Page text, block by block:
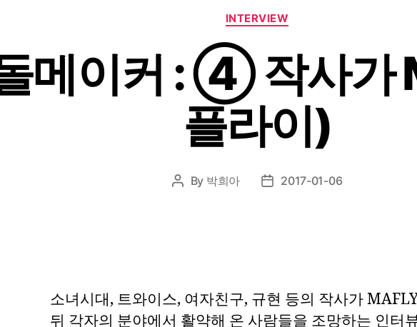
Categories
INTERVIEW
메이커 : ④ 작사가
플라이)
Post
By 박희아
Post2017-01-06
소녀시대, 트와이스, 여자친구, 규현 등의 작사가
뒤 각자의 분야에서 활약해 온 사람들을 조망하는 인터